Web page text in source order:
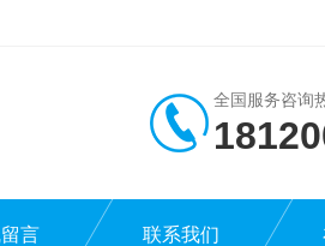
全国服务咨询
言 联系我们